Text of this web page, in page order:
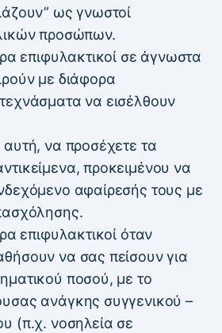
ως γνωστοί
προσώπων.
επιφυλακτικοί σε άγνωστα
με διάφορα
να εισέλθουν
αυτή, να προσέχετε τα
προκειμένου να
αφαίρεσής τους με
επιφυλακτικοί όταν
να σας πείσουν για
ποσού, με το
ανάγκης συγγενικού –
(π.χ. νοσηλεία σε